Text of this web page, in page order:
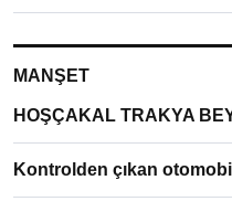
MANŞET
HOŞÇAKAL TRAKYA
Kontrolden çıkan